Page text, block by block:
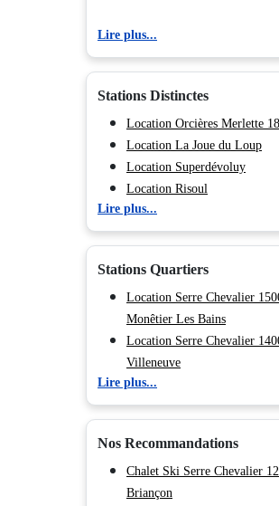
Lire plus...
Stations Distinctes
Location Orcières Merlette
Location La Joue du Loup
Location Superdévoluy
Location Risoul
Location Vars
Location Les Orres
Monêtier Les Bains
Location Serre Chevalier
Villeneuve
Location Serre Chevalier
Chantemerle
Location Isola 2000
Location Auron
Location Praloup
Location Montgenèvre
Location Puy Saint Vincent
Lire plus...
Stations Quartiers
Location Serre Chevalier
Monêtier Les Bains
Location Serre Chevalier
Villeneuve
Location Serre Chevalier
Chantemerle
Lire plus...
Nos Recommandations
Chalet Ski Serre Chevalier
Briançon